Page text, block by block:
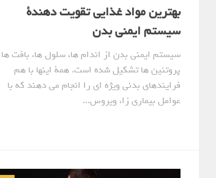
بهترین مواد غذایی تقویت دهندة
سیستم ایمنی بدن
سیستم ایمنی بدن از اندام ها، سلول ها، بافت
پروتئین ها تشکیل شده است. همة اینها با هم
فرایندهای بدنی ویژه ای را انجام می دهند که با
عوامل بیماری زا، ویروس...